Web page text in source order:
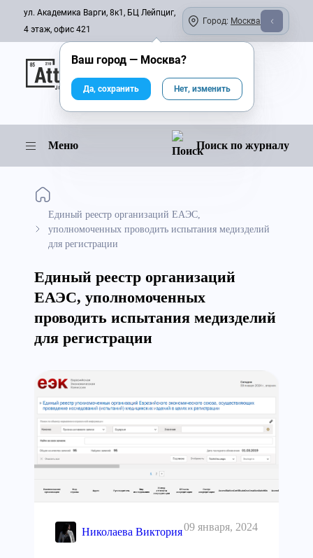
ул. Академика Варги, 8к1, БЦ Лейпциг,
4 этаж, офис 421
Город: Москва
Онлайн-журнал
Меню Поиск по журналу
Единый реестр организаций ЕАЭС,
уполномоченных проводить испытания медизделий
для регистрации
Единый реестр организаций
ЕАЭС, уполномоченных
проводить испытания медизделий
для регистрации
Николаева Виктория09 января, 2024
Ваш город — Москва?
Да, сохранить Нет, изменить